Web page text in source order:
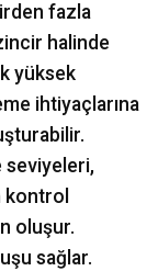
fazla
halinde
yüksek
ihtiyaçlarına
seviyeleri,
oluşur.
sağlar.